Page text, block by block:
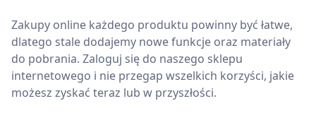
Zakupy online każdego produktu powinny być łatwe,
dlatego stale dodajemy nowe funkcje oraz materiały
do pobrania. Zaloguj się do naszego sklepu
internetowego i nie przegap wszelkich korzyści, jakie
możesz zyskać teraz lub w przyszłości.